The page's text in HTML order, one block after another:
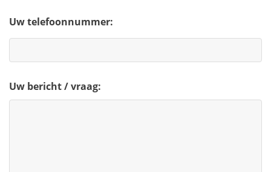
Uw telefoonnummer:
Uw bericht / vraag: